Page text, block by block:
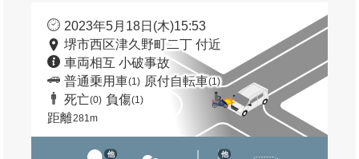
2023年5月18日(木)15:53
堺市西区津久野町二丁 付近
車両相互 小破事故
普通乗用車(1) 原付自転車(1)
死亡(0) 負傷(1)
距離281m
他 他